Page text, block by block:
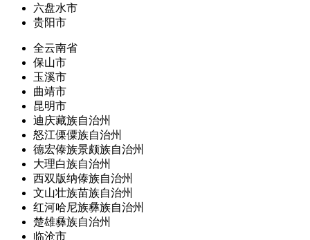
六盘水市
贵阳市
全云南省
保山市
玉溪市
曲靖市
昆明市
迪庆藏族自治州
怒江傈僳族自治州
德宏傣族景颇族自治州
大理白族自治州
西双版纳傣族自治州
文山壮族苗族自治州
红河哈尼族彝族自治州
楚雄彝族自治州
临沧市